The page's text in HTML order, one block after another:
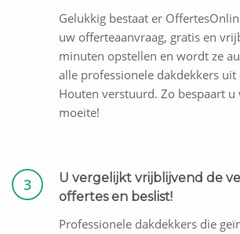
Gelukkig bestaat er
uw offerteaanvraag, gratis en
minuten opstellen en wordt ze
alle professionele dakdekkers
Houten verstuurd. Zo bespaart u
moeite!
3
U vergelijkt vrijblijvend de
offertes en beslist!
Professionele dakdekkers die